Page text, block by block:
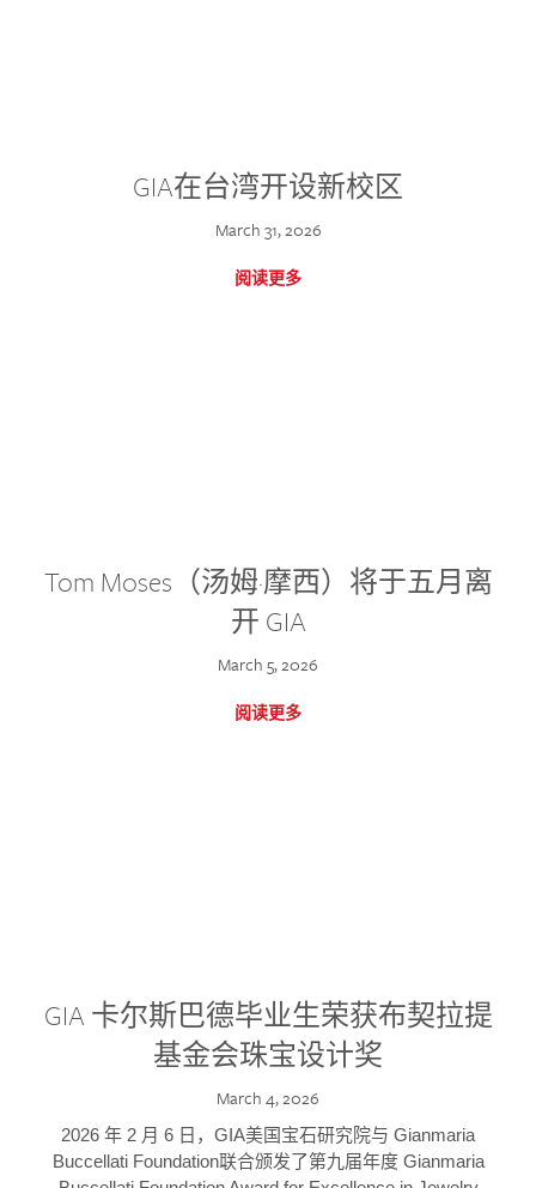
GIA在台湾开设新校区
March 31, 2026
阅读更多
Tom Moses（汤姆·摩西）将于五月离
开 GIA
March 5, 2026
阅读更多
GIA 卡尔斯巴德毕业生荣获布契拉提
基金会珠宝设计奖
March 4, 2026
2026 年 2 月 6 日，GIA美国宝石研究院与 Gianmaria
Buccellati Foundation联合颁发了第九届年度 Gianmaria